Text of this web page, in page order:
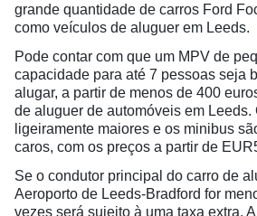
grande quantidade de carros Ford
como veículos de aluguer em Leeds.
Pode contar com que um MPV de
capacidade para até 7 pessoas seja
alugar, a partir de menos de 400
de aluguer de automóveis em Leeds.
ligeiramente maiores e os minibus
caros, com os preços a partir de
Se o condutor principal do carro de
Aeroporto de Leeds-Bradford for
vezes será sujeito à uma taxa extra.